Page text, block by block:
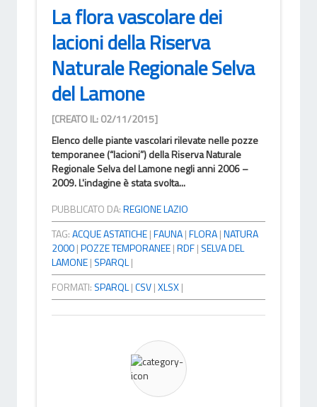
La flora vascolare dei
lacioni della Riserva
Naturale Regionale Selva
del Lamone
[CREATO IL: 02/11/2015]
Elenco delle piante vascolari rilevate nelle pozze
temporanee (“lacioni”) della Riserva Naturale
Regionale Selva del Lamone negli anni 2006 –
2009. L'indagine è stata svolta...
PUBBLICATO DA:REGIONE LAZIO
TAG:ACQUE ASTATICHE|FAUNA|FLORA|NATURA
2000|POZZE TEMPORANEE|RDF| SELVA DEL
LAMONE| SPARQL|
FORMATI: SPARQL|CSV|XLSX|